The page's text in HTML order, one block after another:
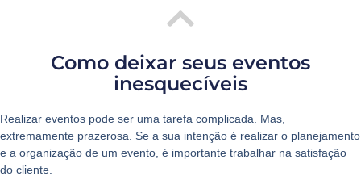
Como deixar seus eventos
inesquecíveis
Realizar eventos pode ser uma tarefa complicada. Mas,
extremamente prazerosa. Se a sua intenção é realizar o planejamento
e a organização de um evento, é importante trabalhar na satisfação
do cliente.